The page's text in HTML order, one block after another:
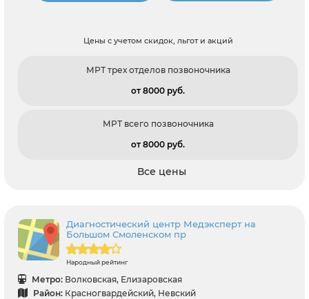
Цены с учетом скидок, льгот и акций
МРТ трех отделов позвоночника
от 8000 pуб.
МРТ всего позвоночника
от 8000 pуб.
Все цены
Диагностический центр Медэксперт на
Большом Смоленском пр
Народный рейтинг
Метро: Волковская, Елизаровская
Район: Красногвардейский, Невский